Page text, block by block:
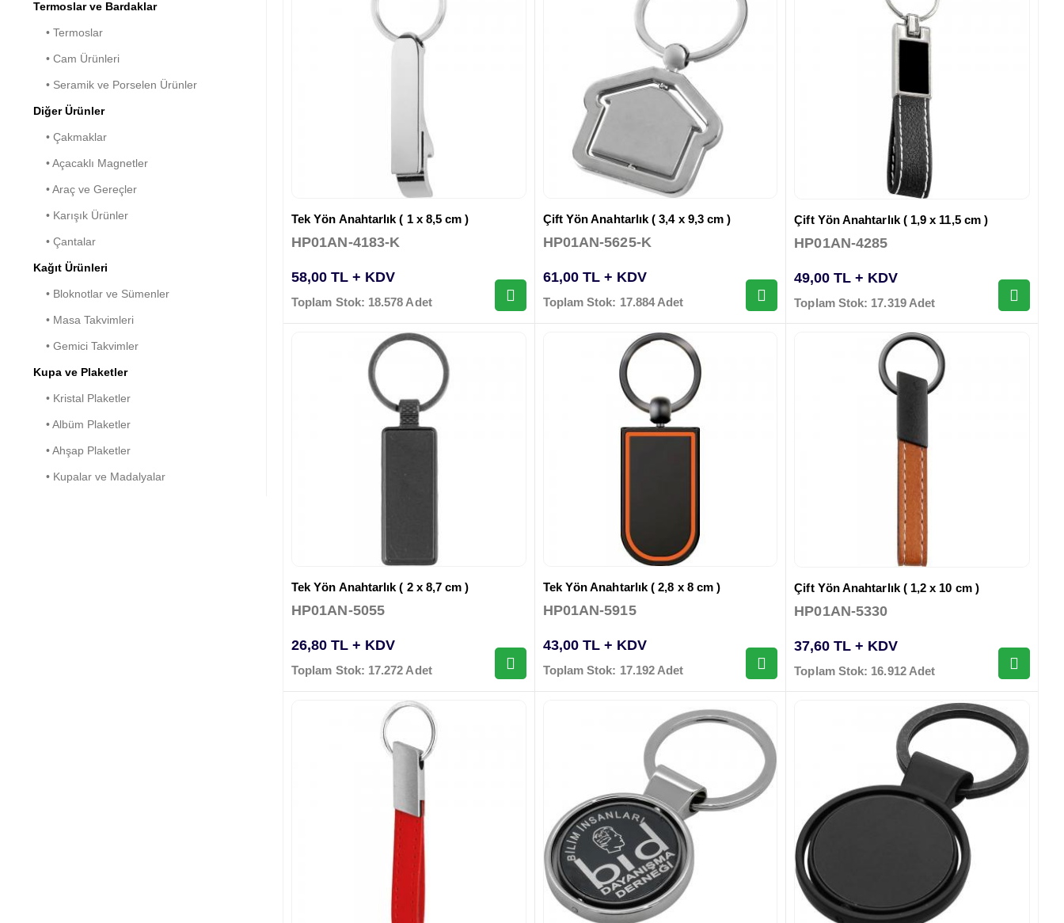
Termoslar ve Bardaklar
• Termoslar
• Cam Ürünleri
• Seramik ve Porselen Ürünler
Diğer Ürünler
• Çakmaklar
• Açacaklı Magnetler
• Araç ve Gereçler
• Karışık Ürünler
• Çantalar
Kağıt Ürünleri
• Bloknotlar ve Sümenler
• Masa Takvimleri
• Gemici Takvimler
Kupa ve Plaketler
• Kristal Plaketler
• Albüm Plaketler
• Ahşap Plaketler
• Kupalar ve Madalyalar
Tek Yön Anahtarlık ( 1 x 8,5 cm )
HP01AN-4183-K
58,00 TL + KDV
Toplam Stok: 18.578 Adet
Çift Yön Anahtarlık ( 3,4 x 9,3 cm )
HP01AN-5625-K
61,00 TL + KDV
Toplam Stok: 17.884 Adet
Çift Yön Anahtarlık ( 1,9 x 11,5 cm )
HP01AN-4285
49,00 TL + KDV
Toplam Stok: 17.319 Adet
Tek Yön Anahtarlık ( 2 x 8,7 cm )
HP01AN-5055
26,80 TL + KDV
Toplam Stok: 17.272 Adet
Tek Yön Anahtarlık ( 2,8 x 8 cm )
HP01AN-5915
43,00 TL + KDV
Toplam Stok: 17.192 Adet
Çift Yön Anahtarlık ( 1,2 x 10 cm )
HP01AN-5330
37,60 TL + KDV
Toplam Stok: 16.912 Adet